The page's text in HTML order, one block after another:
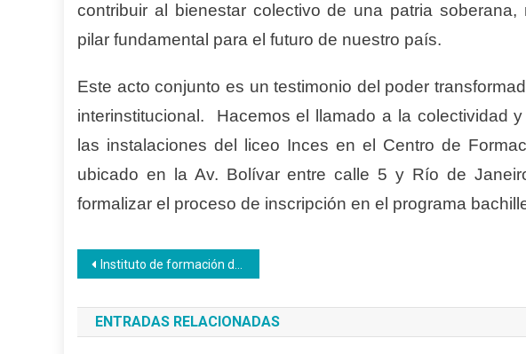
contribuir al bienestar colectivo de una patria
pilar fundamental para el futuro de nuestro país.
Este acto conjunto es un testimonio del poder
interinstitucional. Hacemos el llamado a la colectividad
las instalaciones del liceo Inces en el Centro de
ubicado en la Av. Bolívar entre calle 5 y Río de
formalizar el proceso de inscripción en el programa
Navegación
de
entradas
Instituto de formación del partido Morena de México entrevistó a Wuikelman Angel
ENTRADAS RELACIONADAS